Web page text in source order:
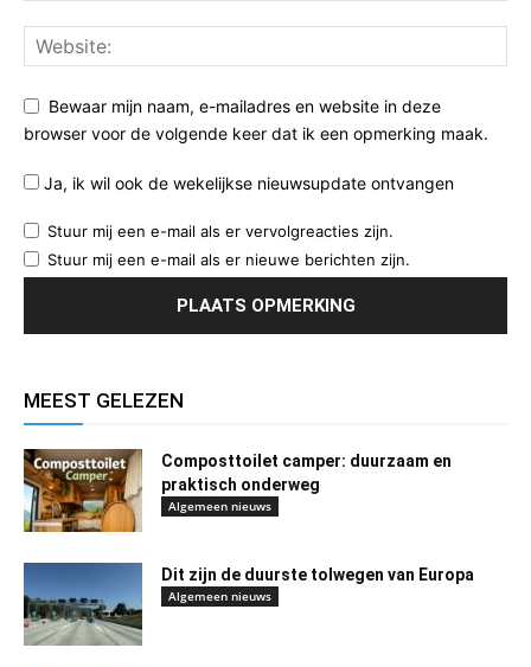
Bewaar mijn naam, e-mailadres en website in deze
browser voor de volgende keer dat ik een opmerking maak.
Ja, ik wil ook de wekelijkse nieuwsupdate ontvangen
Stuur mij een e-mail als er vervolgreacties zijn.
Stuur mij een e-mail als er nieuwe berichten zijn.
MEEST GELEZEN
Composttoilet camper: duurzaam en
praktisch onderweg
Algemeen nieuws
Dit zijn de duurste tolwegen van Europa
Algemeen nieuws